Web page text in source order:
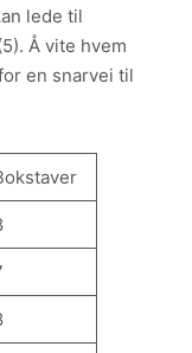
lede til
Å vite hvem
en snarvei til